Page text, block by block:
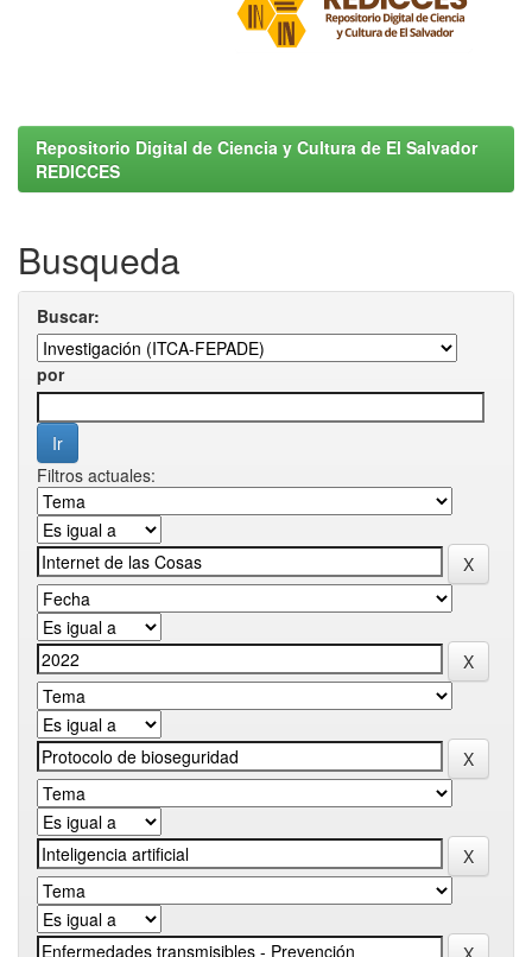
Repositorio Digital de Ciencia y Cultura de El Salvador
REDICCES
Busqueda
Buscar:
por
Filtros actuales: